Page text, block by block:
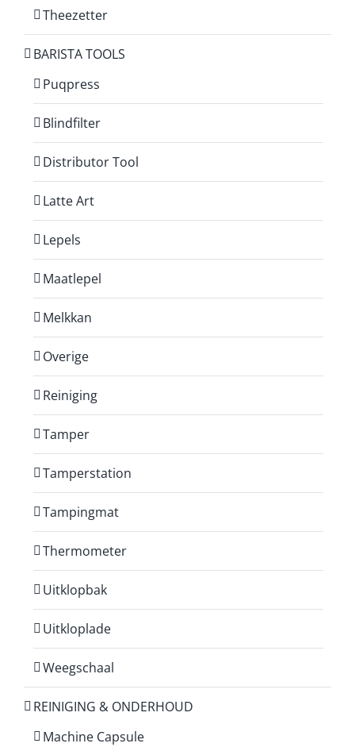
Theezetter
BARISTA TOOLS
Puqpress
Blindfilter
Distributor Tool
Latte Art
Lepels
Maatlepel
Melkkan
Overige
Reiniging
Tamper
Tamperstation
Tampingmat
Thermometer
Uitklopbak
Uitkloplade
Weegschaal
REINIGING & ONDERHOUD
Machine Capsule